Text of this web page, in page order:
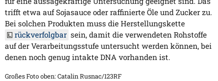
trifft etwa auf Sojasauce oder raffinierte Öle und Zucker zu.
Bei solchen Produkten muss die Herstellungskette
rückverfolgbar sein, damit die verwendeten Rohstoffe
auf der Verarbeitungsstufe untersucht werden können, bei
denen noch genug intakte DNA vorhanden ist.
Großes Foto oben: Catalin Rusnac/123RF